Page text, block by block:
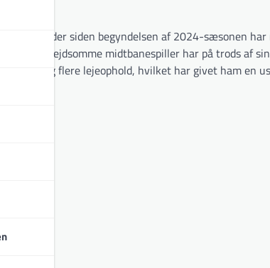
der siden begyndelsen af 2024-sæsonen
og arbejdsomme midtbanespiller har på trods af
og flere lejeophold, hvilket har givet ham en